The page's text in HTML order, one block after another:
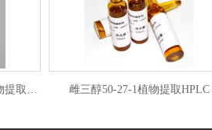
α-松油醇（S）10482-56-1植物提取HPLC 雌三醇50-27-1植物提取HPLC